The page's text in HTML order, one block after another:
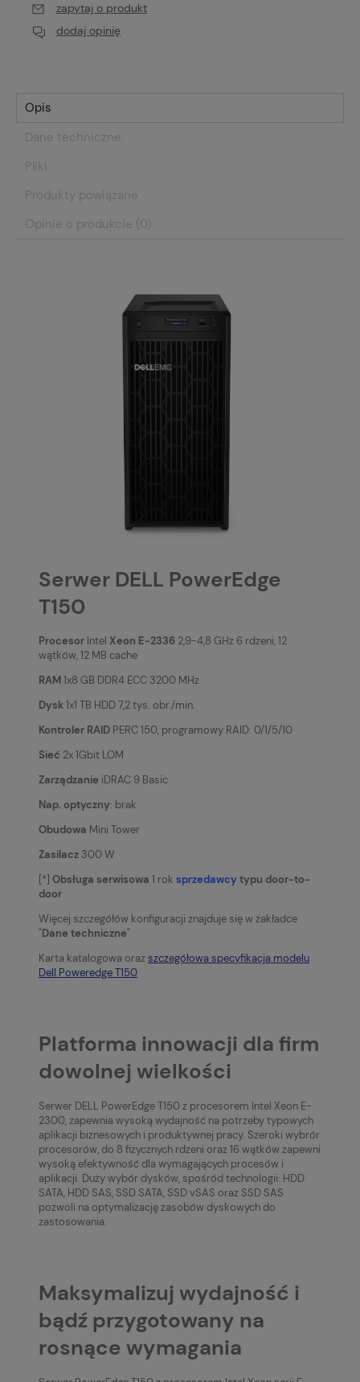
zapytaj o produkt
dodaj opinię
Opis
Dane techniczne
Pliki
Produkty powiązane
Opinie o produkcie (0)
Serwer DELL PowerEdge
T150
Procesor Intel Xeon E-2336 2,9-4,8 GHz 6 rdzeni, 12
wątków, 12 MB cache
RAM1x8 GB DDR4 ECC 3200 MHz
Dysk1x1 TB HDD 7,2 tys. obr./min.
Kontroler RAID PERC 150, programowy RAID: 0/1/5/10
Sieć 2x 1Gbit LOM
Zarządzanie iDRAC 9 Basic
Nap. optyczny: brak
Obudowa Mini Tower
Zasilacz 300 W
[*] Obsługa serwisowa 1 rok sprzedawcytypu door-to-
door
Więcej szczegółów konfiguracji znajduje się w zakładce
"Dane techniczne"
Karta katalogowa oraz szczegółowa specyfikacja modelu
Dell Poweredge T150
Platforma innowacji dla firm
dowolnej wielkości
Serwer DELL PowerEdge T150 z procesorem Intel Xeon E-
2300, zapewnia wysoką wydajność na potrzeby typowych
aplikacji biznesowych i produktywnej pracy. Szeroki wybrór
procesorów, do 8 fizycznych rdzeni oraz 16 wątków zapewni
wysoką efektywność dla wymagających procesów i
aplikacji. Duży wybór dysków, spośród technologii: HDD
SATA, HDD SAS, SSD SATA, SSD vSAS oraz SSD SAS
pozwoli na optymalizację zasobów dyskowych do
zastosowania.
Maksymalizuj wydajność i
bądź przygotowany na
rosnące wymagania